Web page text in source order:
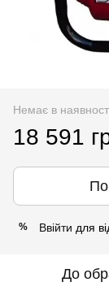
Немає в
18 591
% Ввійти для
До